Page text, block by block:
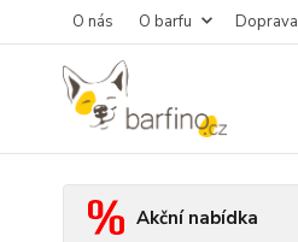
O nás O barfu Doprava
Akční nabídka